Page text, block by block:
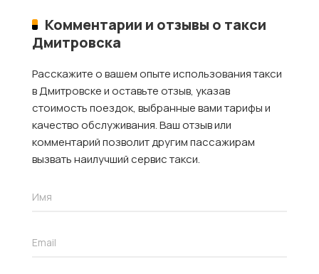
Комментарии и отзывы о такси
Дмитровска
Расскажите о вашем опыте использования такси
в Дмитровске и оставьте отзыв, указав
стоимость поездок, выбранные вами тарифы и
качество обслуживания. Ваш отзыв или
комментарий позволит другим пассажирам
вызвать наилучший сервис такси.